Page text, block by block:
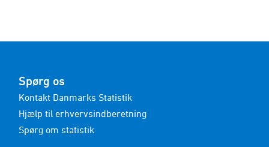
Spørg os
Kontakt Danmarks Statistik
Hjælp til erhvervsindberetning
Spørg om statistik